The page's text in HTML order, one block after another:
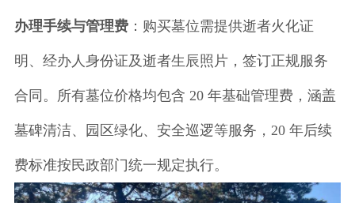
办理手续与管理费：购买墓位需提供逝者火化证
明、经办人身份证及逝者生辰照片，签订正规服务
合同。所有墓位价格均包含 20 年基础管理费，涵盖
墓碑清洁、园区绿化、安全巡逻等服务，20 年后续
费标准按民政部门统一规定执行。